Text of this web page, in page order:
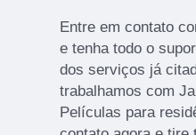
Entre em contato
e tenha todo o
dos serviços já
trabalhamos com
Películas para